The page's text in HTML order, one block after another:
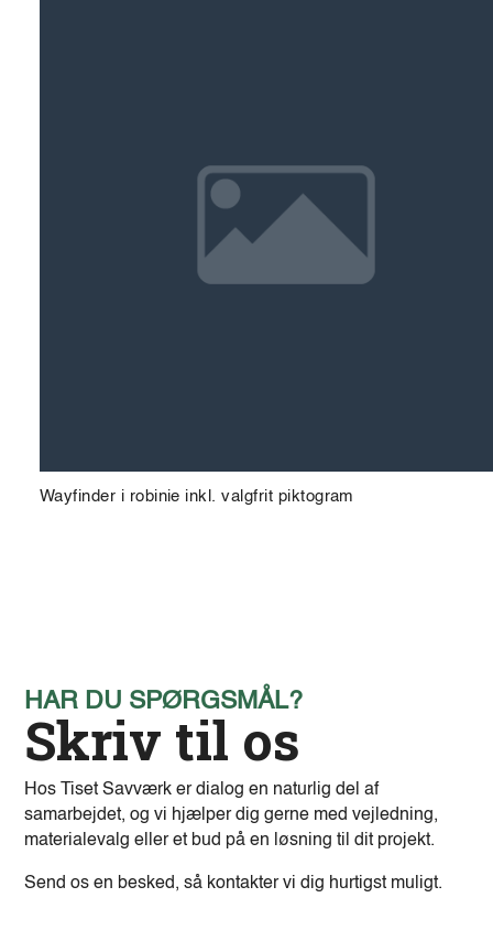
Wayfinder i robinie inkl. valgfrit piktogram
HAR DU SPØRGSMÅL?
Skriv til os
Hos Tiset Savværk er dialog en naturlig del af
samarbejdet, og vi hjælper dig gerne med vejledning,
materialevalg eller et bud på en løsning til dit projekt.
Send os en besked, så kontakter vi dig hurtigst muligt.